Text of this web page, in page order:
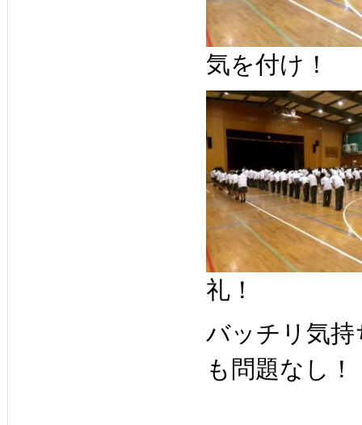
気を付け！
礼！
バッチリ気
も問題なし！